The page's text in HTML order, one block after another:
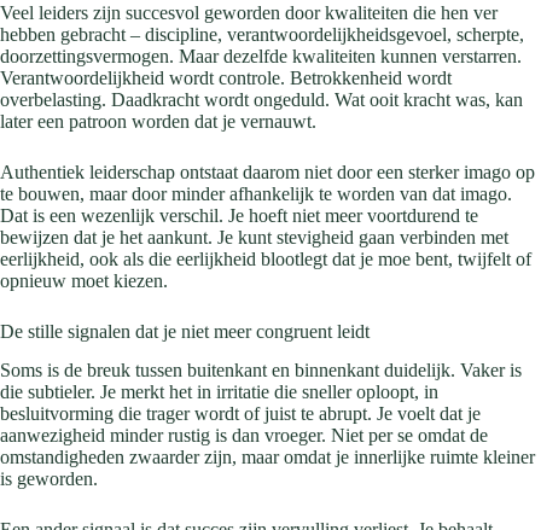
Veel leiders zijn succesvol geworden door kwaliteiten die hen ver
hebben gebracht – discipline, verantwoordelijkheidsgevoel, scherpte,
doorzettingsvermogen. Maar dezelfde kwaliteiten kunnen verstarren.
Verantwoordelijkheid wordt controle. Betrokkenheid wordt
overbelasting. Daadkracht wordt ongeduld. Wat ooit kracht was, kan
later een patroon worden dat je vernauwt.
Authentiek leiderschap ontstaat daarom niet door een sterker imago op
te bouwen, maar door minder afhankelijk te worden van dat imago.
Dat is een wezenlijk verschil. Je hoeft niet meer voortdurend te
bewijzen dat je het aankunt. Je kunt stevigheid gaan verbinden met
eerlijkheid, ook als die eerlijkheid blootlegt dat je moe bent, twijfelt of
opnieuw moet kiezen.
De stille signalen dat je niet meer congruent leidt
Soms is de breuk tussen buitenkant en binnenkant duidelijk. Vaker is
die subtieler. Je merkt het in irritatie die sneller oploopt, in
besluitvorming die trager wordt of juist te abrupt. Je voelt dat je
aanwezigheid minder rustig is dan vroeger. Niet per se omdat de
omstandigheden zwaarder zijn, maar omdat je innerlijke ruimte kleiner
is geworden.